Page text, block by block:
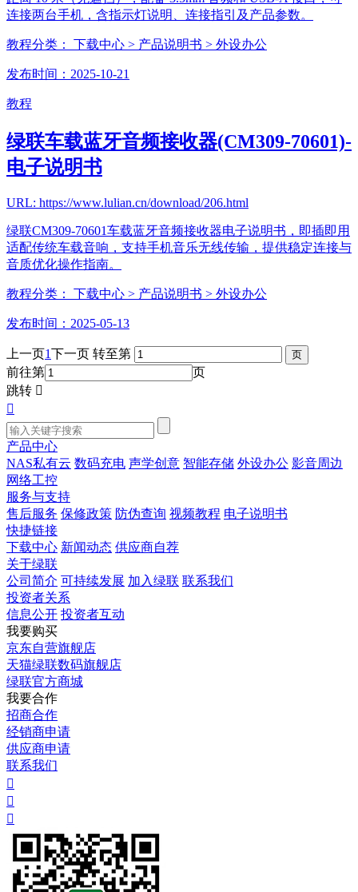
连接两台手机，含指示灯说明、连接指引及产品参数。
教程分类： 下载中心 > 产品说明书 > 外设办公
发布时间：2025-10-21
教程
绿联车载蓝牙音频接收器(CM309-70601)-
电子说明书
URL: https://www.lulian.cn/download/206.html
绿联CM309-70601车载蓝牙音频接收器电子说明书，即插即用
适配传统车载音响，支持手机音乐无线传输，提供稳定连接与
音质优化操作指南。
教程分类： 下载中心 > 产品说明书 > 外设办公
发布时间：2025-05-13
上一页1下一页 转至第
前往第
页
跳转 

产品中心
NAS私有云 数码充电 声学创意 智能存储 外设办公 影音周边
网络工控
服务与支持
售后服务 保修政策 防伪查询 视频教程 电子说明书
快捷链接
下载中心 新闻动态 供应商自荐
关于绿联
公司简介 可持续发展 加入绿联 联系我们
投资者关系
信息公开 投资者互动
我要购买
京东自营旗舰店
天猫绿联数码旗舰店
绿联官方商城
我要合作
招商合作
经销商申请
供应商申请
联系我们


